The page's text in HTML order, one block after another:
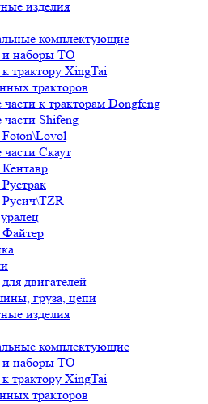
изделия
комплектующие
наборы ТО
трактору XingTai
тракторов
части к тракторам Dongfeng
части Shifeng
Foton\Lovol
части Скаут
Русич\TZR
Файтер
двигателей
груза, цепи
изделия
комплектующие
наборы ТО
трактору XingTai
тракторов